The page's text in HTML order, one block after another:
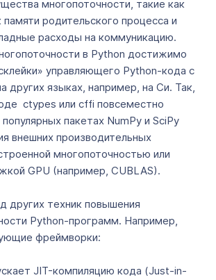
многопоточности, такие как
родительского процесса и
расходы на коммуникацию.
в Python достижимо
управляющего Python-кода с
других языках, например, на Си. Так,
ctypes или cffi повсеместно
пакетах NumPy и SciPy
внешних производительных
многопоточностью или
GPU (например, CUBLAS).
других техник повышения
Python-программ. Например,
фреймворки:
JIT-компиляцию кода (Just-in-